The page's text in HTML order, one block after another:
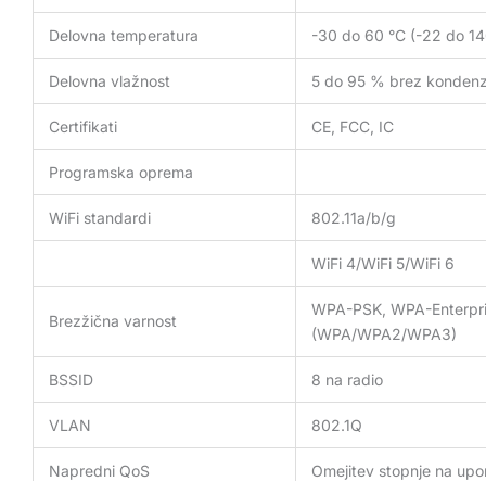
Delovna temperatura -30 do 60 °C (-22 do
Delovna vlažnost 5 do 95 % brez
Certifikati CE, FCC, IC
Programska oprema
WiFi standardi 802.11a/b/g
WiFi 4/WiFi 5/WiFi 6
Brezžična varnost
WPA-PSK, WPA-
(WPA/WPA2/WPA3)
BSSID 8 na radio
VLAN 802.1Q
Napredni QoS Omejitev stopnje na